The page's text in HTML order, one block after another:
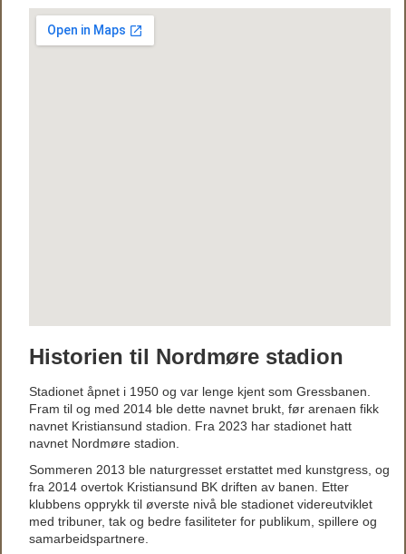
Historien til Nordmøre stadion
Stadionet åpnet i 1950 og var lenge kjent som Gressbanen.
Fram til og med 2014 ble dette navnet brukt, før arenaen fikk
navnet Kristiansund stadion. Fra 2023 har stadionet hatt
navnet Nordmøre stadion.
Sommeren 2013 ble naturgresset erstattet med kunstgress, og
fra 2014 overtok Kristiansund BK driften av banen. Etter
klubbens opprykk til øverste nivå ble stadionet videreutviklet
med tribuner, tak og bedre fasiliteter for publikum, spillere og
samarbeidspartnere.